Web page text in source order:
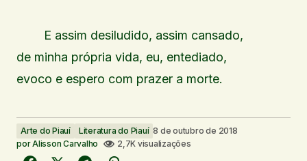
E assim desiludido, assim cansado,
de minha própria vida, eu, entediado,
evoco e espero com prazer a morte.
Arte do Piauí Literatura do Piauí 8 de outubro de 2018
porAlisson Carvalho 2,7K visualizações